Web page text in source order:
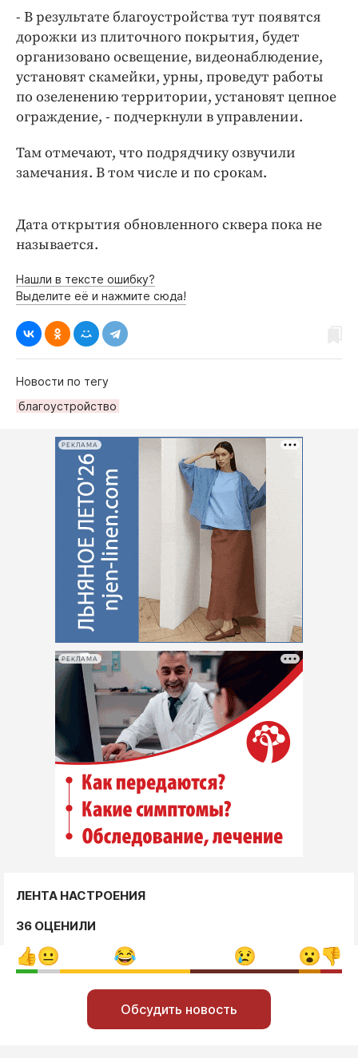
Клиника года
Бренд года
Работодатель года
- В результате благоустройства тут появятся
дорожки из плиточного покрытия, будет
организовано освещение, видеонаблюдение,
установят скамейки, урны, проведут работы
по озеленению территории, установят цепное
ограждение, - подчеркнули в управлении.
Там отмечают, что подрядчику озвучили
замечания. В том числе и по срокам.
Дата открытия обновленного сквера пока не
называется.
Нашли в тексте ошибку?
Выделите её и нажмите сюда!
Новости по тегу
благоустройство
РЕКЛАМА
РЕКЛАМА
ЛЕНТА НАСТРОЕНИЯ
36 ОЦЕНИЛИ
Обсудить новость